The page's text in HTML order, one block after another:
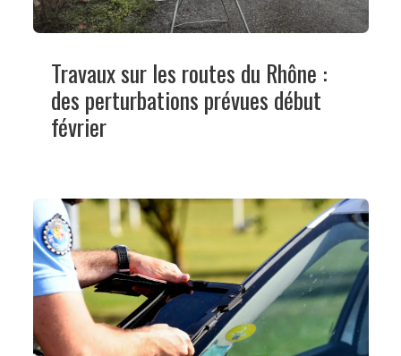
Travaux sur les routes du Rhône :
des perturbations prévues début
février